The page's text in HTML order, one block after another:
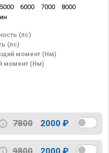
(лс)
(лс)
момент (Нм)
момент (Нм)
5000 6000 7000 8000
7800 2000 ₽
9800 2000 ₽